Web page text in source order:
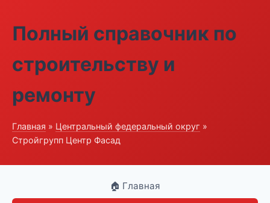
Полный справочник по
строительству и
ремонту
Главная » Центральный федеральный округ »
Стройгрупп Центр Фасад
🏠 Главная